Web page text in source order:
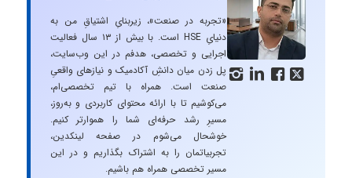
   
«تجربه در صنعت»، زیربنایِ اشتیاقِ من به
دنیایِ HSE است. با بیش از ۱۳ سال فعالیت
اجرایی و تخصصی، هدفم در این وب‌سایت،
پل زدن میان دانشِ آکادمیک و نیازهای واقعیِ
صنعت است. همراه با تیم تخصصی‌ام،
می‌کوشیم تا با ارائه محتوای کاربردی و به‌روز،
مسیرِ رشد حرفه‌ای شما را هموارتر کنیم.
خوشحال می‌شوم در صفحه لینکدین،
تجربیاتمان را به اشتراک بگذاریم و در این
مسیر تخصصی همراه هم باشیم.